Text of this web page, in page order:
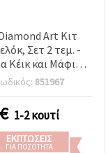
Art Κιτ
Σετ 2 τεμ. -
Κέικ και Μάφιν,
8x7 cm851967
€ 1-2 κουτί
ΕΚΠΤΏΣΕΙΣ
ΓΙΑ ΠΟΣΌΤΗΤΑ